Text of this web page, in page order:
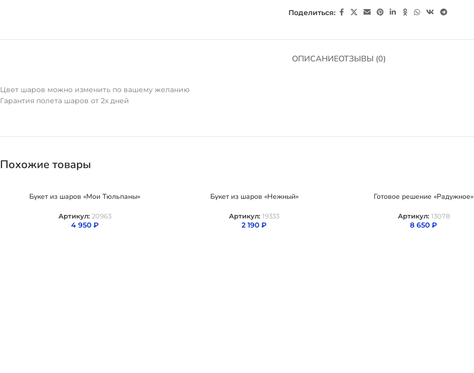
Поделиться:
ОПИСАНИЕОТЗЫВЫ (0)
Цвет шаров можно изменить по вашему желанию
Гарантия полета шаров от 2х дней
Похожие товары
Букет из шаров «Мои Тюльпаны»
Артикул: 20963
4 950 ₽
Букет из шаров «Нежный»
Артикул: 19333
2 190 ₽
Готовое решение «Радужное»
Артикул: 13078
8 650 ₽